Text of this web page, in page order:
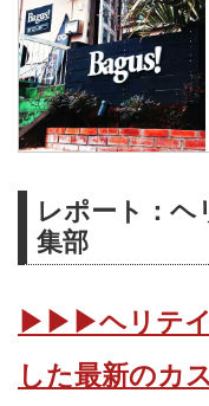
レポート：ヘ
集部
▶▶▶ヘリテイ
した最新のカ